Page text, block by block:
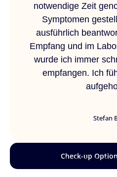
notwendige Zeit
Symptomen
ausführlich
Empfang und im
wurde ich immer
empfangen. Ich
Stefan
Check-up